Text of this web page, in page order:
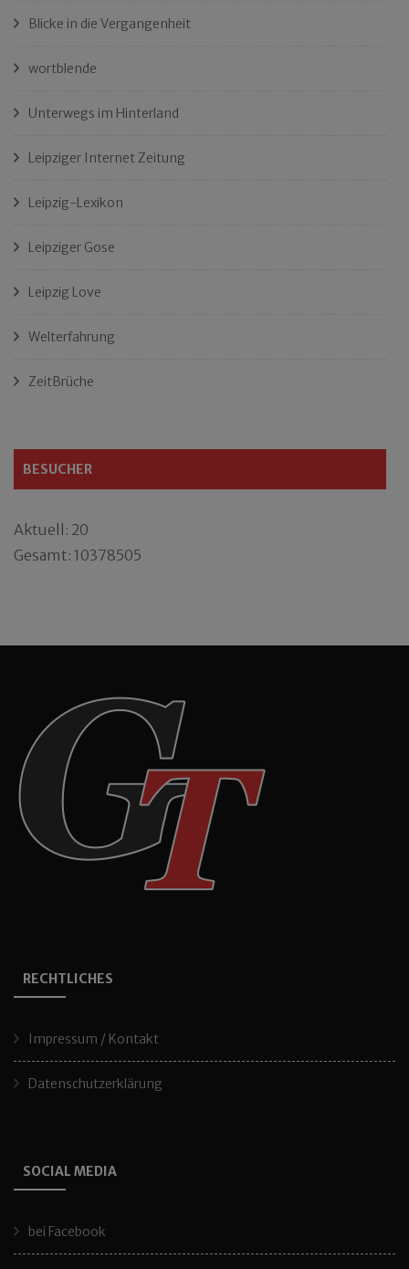
Blicke in die Vergangenheit
wortblende
Unterwegs im Hinterland
Leipziger Internet Zeitung
Leipzig-Lexikon
Leipziger Gose
Leipzig Love
Welterfahrung
ZeitBrüche
BESUCHER
Aktuell: 20
Gesamt: 10378505
RECHTLICHES
Impressum / Kontakt
Datenschutzerklärung
SOCIAL MEDIA
bei Facebook